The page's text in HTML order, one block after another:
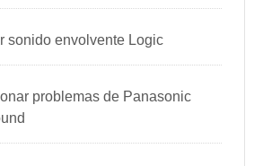
sonido envolvente Logic
problemas de Panasonic